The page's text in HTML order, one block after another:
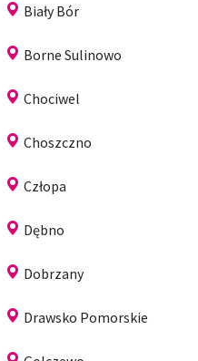
Biały Bór
Borne Sulinowo
Chociwel
Choszczno
Człopa
Dębno
Dobrzany
Drawsko Pomorskie